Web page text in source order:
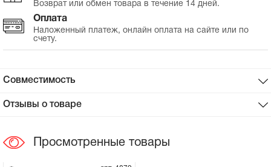
Сцепное устройство, шплинт
Прокладки на мотоблок
Свечи на мотоблок
Элементы управления, тросики на
Возврат или обмен товара в течение 14 дней.
Оплата
Наложенный платеж, онлайн оплата на сайте или по
счету.
Совместимость
Отзывы о товаре
Просмотренные товары